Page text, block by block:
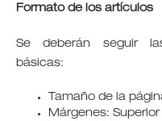
Formato de los artículos
Se deberán seguir
básicas:
Tamaño de la
Márgenes: